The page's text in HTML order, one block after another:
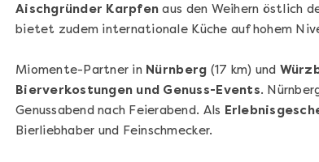
Käse-Genuss@Home
Käse-Verkostung für Zuhause –
Die
Vom
Sugo:
Aischgründer Karpfen aus den Weihern östlich
bietet zudem internationale Küche auf hohem
Miomente-Partner in Nürnberg (17 km) und
Bierverkostungen und Genuss-Events.
Genussabend nach Feierabend. Als
Bierliebhaber und Feinschmecker.